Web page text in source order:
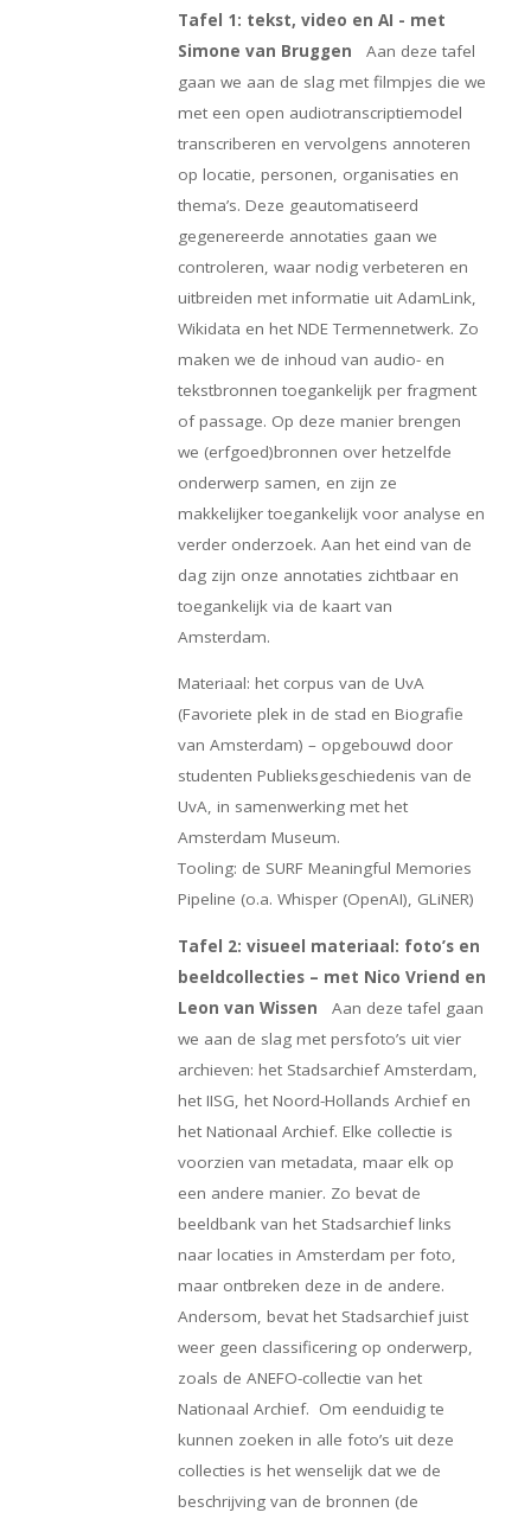
Tafel 1: tekst, video en AI - met
Simone van Bruggen Aan deze tafel
gaan we aan de slag met filmpjes die we
met een open audiotranscriptiemodel
transcriberen en vervolgens annoteren
op locatie, personen, organisaties en
thema’s. Deze geautomatiseerd
gegenereerde annotaties gaan we
controleren, waar nodig verbeteren en
uitbreiden met informatie uit AdamLink,
Wikidata en het NDE Termennetwerk. Zo
maken we de inhoud van audio- en
tekstbronnen toegankelijk per fragment
of passage. Op deze manier brengen
we (erfgoed)bronnen over hetzelfde
onderwerp samen, en zijn ze
makkelijker toegankelijk voor analyse en
verder onderzoek. Aan het eind van de
dag zijn onze annotaties zichtbaar en
toegankelijk via de kaart van
Amsterdam.
Materiaal: het corpus van de UvA
(Favoriete plek in de stad en Biografie
van Amsterdam) – opgebouwd door
studenten Publieksgeschiedenis van de
UvA, in samenwerking met het
Amsterdam Museum.
Tooling: de SURF Meaningful Memories
Pipeline (o.a. Whisper (OpenAI), GLiNER)
Tafel 2: visueel materiaal: foto’s en
beeldcollecties – met Nico Vriend en
Leon van Wissen Aan deze tafel gaan
we aan de slag met persfoto’s uit vier
archieven: het Stadsarchief Amsterdam,
het IISG, het Noord-Hollands Archief en
het Nationaal Archief. Elke collectie is
voorzien van metadata, maar elk op
een andere manier. Zo bevat de
beeldbank van het Stadsarchief links
naar locaties in Amsterdam per foto,
maar ontbreken deze in de andere.
Andersom, bevat het Stadsarchief juist
weer geen classificering op onderwerp,
zoals de ANEFO-collectie van het
Nationaal Archief. Om eenduidig te
kunnen zoeken in alle foto’s uit deze
collecties is het wenselijk dat we de
beschrijving van de bronnen (de